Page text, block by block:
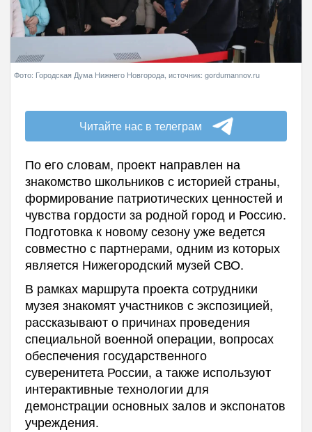
Фото: Городская Дума Нижнего Новгорода, источник: gordumannov.ru
Читайте нас в телеграм
По его словам, проект направлен на
знакомство школьников с историей страны,
формирование патриотических ценностей и
чувства гордости за родной город и Россию.
Подготовка к новому сезону уже ведется
совместно с партнерами, одним из которых
является Нижегородский музей СВО.
В рамках маршрута проекта сотрудники
музея знакомят участников с экспозицией,
рассказывают о причинах проведения
специальной военной операции, вопросах
обеспечения государственного
суверенитета России, а также используют
интерактивные технологии для
демонстрации основных залов и экспонатов
учреждения.